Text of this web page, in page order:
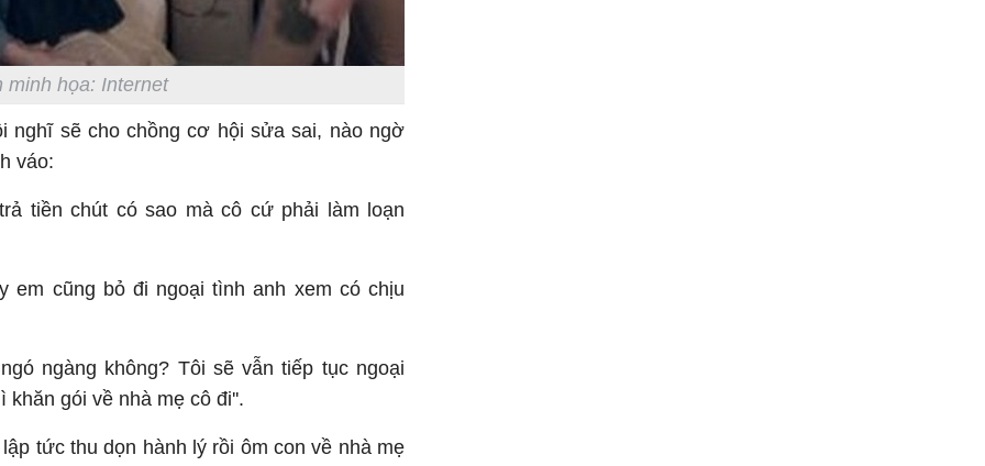
minh họa: Internet
nghĩ sẽ cho chồng cơ hội sửa sai, nào ngờ
váo:
tiền chút có sao mà cô cứ phải làm loạn
em cũng bỏ đi ngoại tình anh xem có chịu
ngàng không? Tôi sẽ vẫn tiếp tục ngoại
gói về nhà mẹ cô đi''.
tức thu dọn hành lý rồi ôm con về nhà mẹ